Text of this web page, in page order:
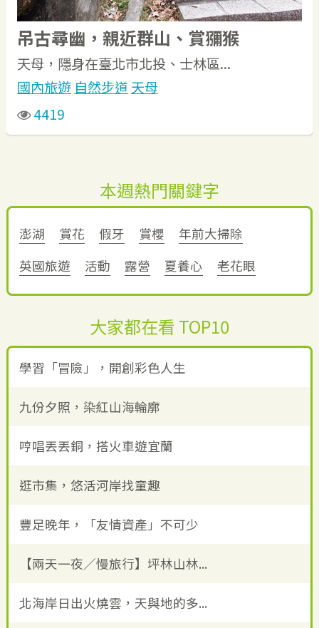
吊古尋幽，親近群山、賞獼猴
天母，隱身在臺北市北投、士林區...
國內旅遊 自然步道 天母
4419
本週熱門關鍵字
澎湖 賞花 假牙 賞櫻
年前大掃除
英國旅遊
活動 露營 夏養心 老花眼
大家都在看 TOP10
學習「冒險」，開創彩色人生
九份夕照，染紅山海輪廓
哼唱丟丟銅，搭火車遊宜蘭
逛市集，悠活河岸找童趣
豐足晚年，「友情資產」不可少
【兩天一夜／慢旅行】坪林山林...
北海岸日出火燒雲，天與地的多...